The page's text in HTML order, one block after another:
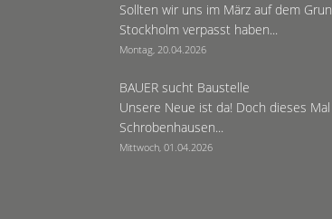
Sollten wir uns im März auf dem
Stockholm verpasst haben...
Montag, 20.04.2026
BAUER sucht Baustelle
Unsere Neue ist da! Doch dieses
Schrobenhausen...
Mittwoch, 01.04.2026